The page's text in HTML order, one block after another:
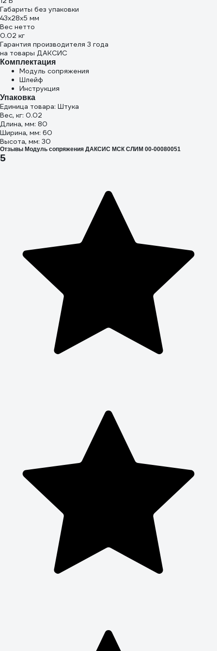
Габариты без упаковки
43х28х5 мм
Вес нетто
0.02 кг
Гарантия производителя 3 года
на товары ДАКСИС
Комплектация
Модуль сопряжения
Шлейф
Инструкция
Упаковка
Единица товара: Штука
Вес, кг: 0.02
Длина, мм: 80
Ширина, мм: 60
Высота, мм: 30
Отзывы Модуль сопряжения ДАКСИС МСК СЛИМ 00-00080051
5